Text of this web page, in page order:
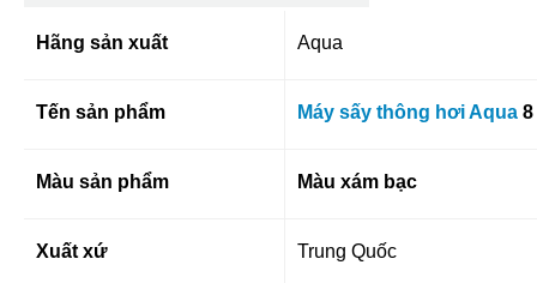
Hãng sản xuất Aqua
Tến sản phẩm Máy sấy thông hơi Aqua 8
Màu sản phẩm Màu xám bạc
Xuất xứ Trung Quốc